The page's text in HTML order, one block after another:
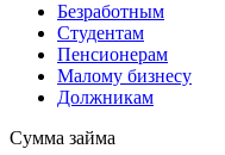
Безработным
Студентам
Пенсионерам
Малому бизнесу
Должникам
Сумма займа